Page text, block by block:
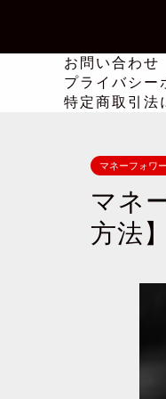
お問い合わせ
プライバシー
特定商取引法
マネーフォワ
マネ
方法】